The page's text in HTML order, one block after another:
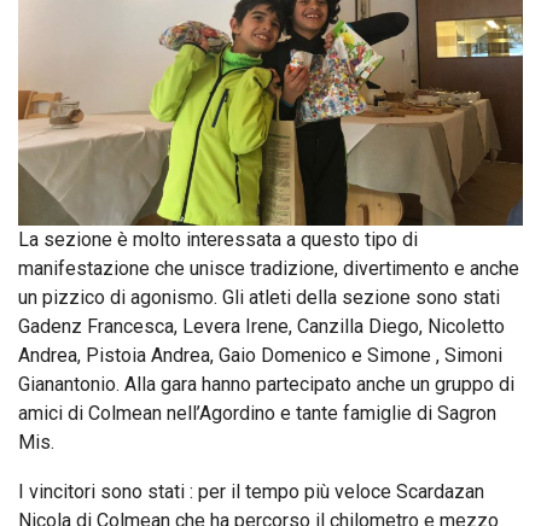
La sezione è molto interessata a questo tipo di
manifestazione che unisce tradizione, divertimento e anche
un pizzico di agonismo. Gli atleti della sezione sono stati
Gadenz Francesca, Levera Irene, Canzilla Diego, Nicoletto
Andrea, Pistoia Andrea, Gaio Domenico e Simone , Simoni
Gianantonio. Alla gara hanno partecipato anche un gruppo di
amici di Colmean nell’Agordino e tante famiglie di Sagron
Mis.
I vincitori sono stati : per il tempo più veloce Scardazan
Nicola di Colmean che ha percorso il chilometro e mezzo